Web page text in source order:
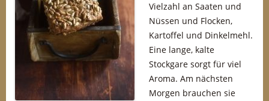
Vielzahl an Saaten und
Nüssen und Flocken,
Kartoffel und Dinkelmehl.
Eine lange, kalte
Stockgare sorgt für viel
Aroma. Am nächsten
Morgen brauchen sie